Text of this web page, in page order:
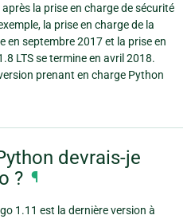
la prise en charge de sécurité
la prise en charge de la
en septembre 2017 et la prise en
LTS se termine en avril 2018.
prenant en charge Python
devrais-je
? ¶
1.11 est la dernière version à